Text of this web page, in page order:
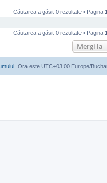
Căutarea a găsit 0 rezultate • Pagina 1
Căutarea a găsit 0 rezultate • Pagina 1
Mergi la
Ora este UTC+03:00 Europe/